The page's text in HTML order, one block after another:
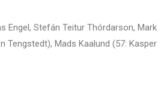
Engel, Stefán Teitur Thórdarson, Mark
Tengstedt), Mads Kaalund (57: Kasper